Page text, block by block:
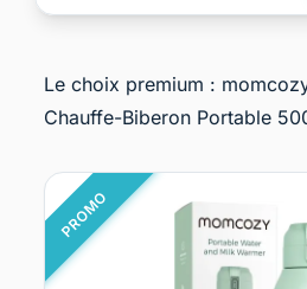
Le choix premium :
Chauffe-Biberon Portable
PROMO